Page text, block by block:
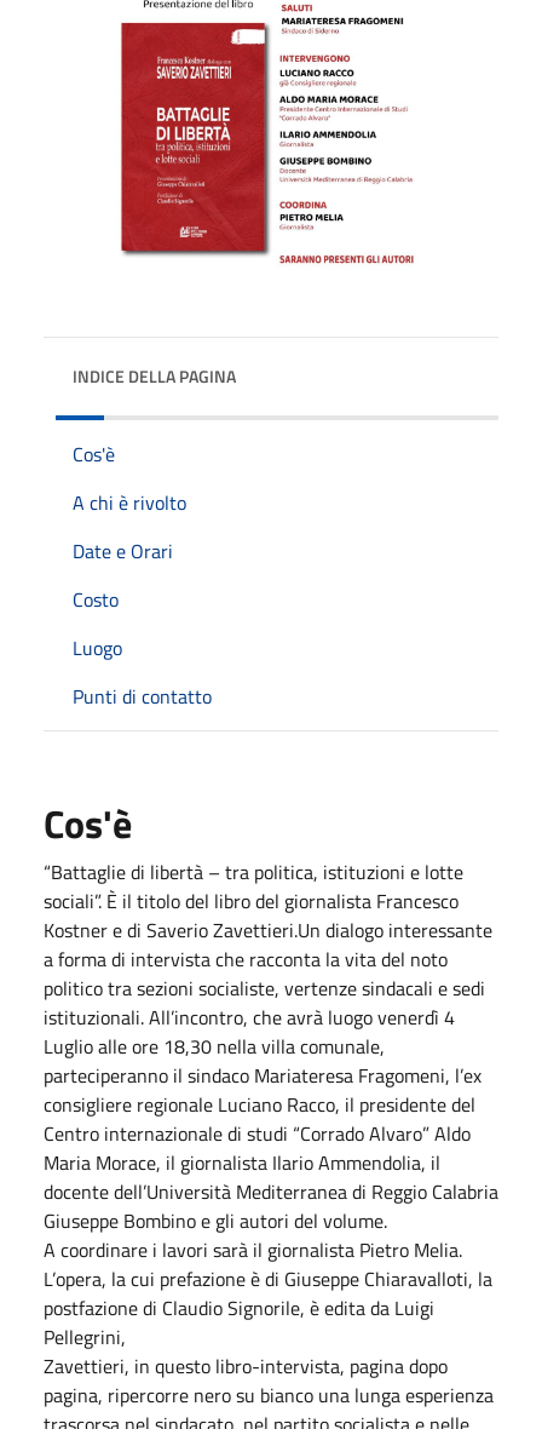
INDICE DELLA PAGINA
Cos'è
A chi è rivolto
Date e Orari
Costo
Luogo
Punti di contatto
Cos'è
“Battaglie di libertà – tra politica, istituzioni e lotte
sociali”. È il titolo del libro del giornalista Francesco
Kostner e di Saverio Zavettieri.Un dialogo interessante
a forma di intervista che racconta la vita del noto
politico tra sezioni socialiste, vertenze sindacali e sedi
istituzionali. All’incontro, che avrà luogo venerdì 4
Luglio alle ore 18,30 nella villa comunale,
parteciperanno il sindaco Mariateresa Fragomeni, l’ex
consigliere regionale Luciano Racco, il presidente del
Centro internazionale di studi “Corrado Alvaro” Aldo
Maria Morace, il giornalista Ilario Ammendolia, il
docente dell’Università Mediterranea di Reggio Calabria
Giuseppe Bombino e gli autori del volume.
A coordinare i lavori sarà il giornalista Pietro Melia.
L’opera, la cui prefazione è di Giuseppe Chiaravalloti, la
postfazione di Claudio Signorile, è edita da Luigi
Pellegrini,
Zavettieri, in questo libro-intervista, pagina dopo
pagina, ripercorre nero su bianco una lunga esperienza